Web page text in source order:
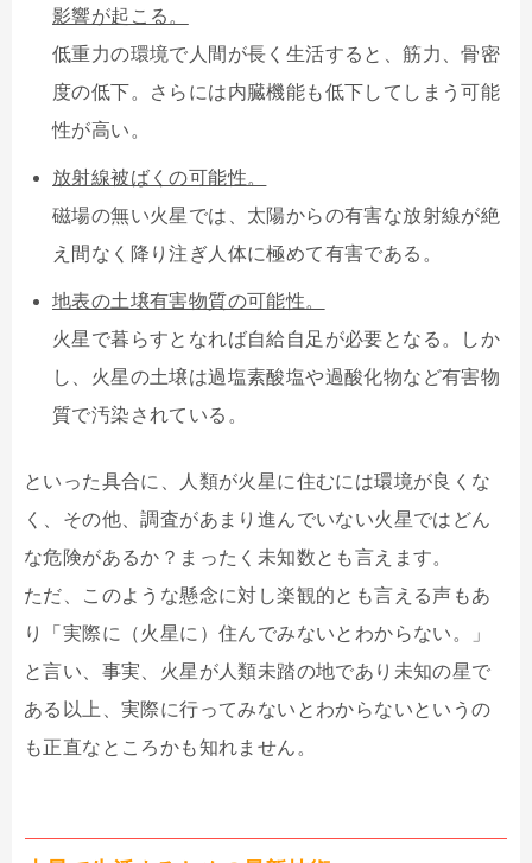
影響が起こる。
低重力の環境で人間が長く生活すると、筋力、骨密
度の低下。さらには内臓機能も低下してしまう可能
性が高い。
放射線被ばくの可能性。
磁場の無い火星では、太陽からの有害な放射線が絶
え間なく降り注ぎ人体に極めて有害である。
地表の土壌有害物質の可能性。
火星で暮らすとなれば自給自足が必要となる。しか
し、火星の土壌は過塩素酸塩や過酸化物など有害物
質で汚染されている。
といった具合に、人類が火星に住むには環境が良くな
く、その他、調査があまり進んでいない火星ではどん
な危険があるか？まったく未知数とも言えます。
ただ、このような懸念に対し楽観的とも言える声もあ
り「実際に（火星に）住んでみないとわからない。」
と言い、事実、火星が人類未踏の地であり未知の星で
ある以上、実際に行ってみないとわからないというの
も正直なところかも知れません。